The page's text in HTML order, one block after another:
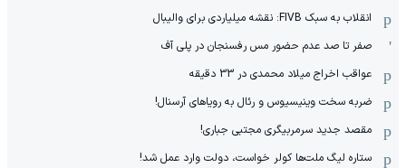
انقلاب به سبک FIVB: نقشه میلیاردی برای والیبال
صفر تا صد عدم حضور مس رفسنجان در پلی آف
عواقب اخراج میلاد محمدی در 33 دقیقه
ضربه سخت وینیسیوس و رئال به رویاهای آرسنال!
مقصد جدید سرمربیگری مجتبی جباری!
ستاره لیگ ملت‌ها کولر خواست، دولت وارد عمل شد!